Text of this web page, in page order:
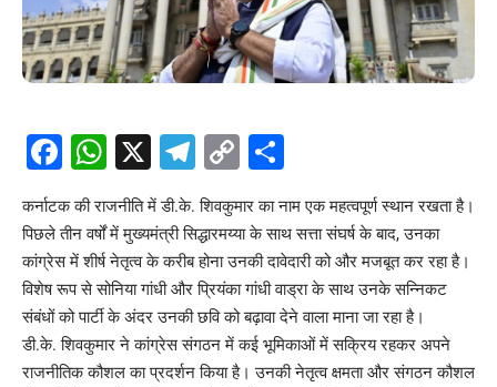
Facebook
WhatsApp
X Telegram
Copy
कर्नाटक की राजनीति में डी.के. शिवकुमार का नाम एक महत्वपूर्ण स्थान रखता है।
पिछले तीन वर्षों में मुख्यमंत्री सिद्धारमय्या के साथ सत्ता संघर्ष के बाद, उनका
कांग्रेस में शीर्ष नेतृत्व के करीब होना उनकी दावेदारी को और मजबूत कर रहा है।
विशेष रूप से सोनिया गांधी और प्रियंका गांधी वाड्रा के साथ उनके सन्निकट
संबंधों को पार्टी के अंदर उनकी छवि को बढ़ावा देने वाला माना जा रहा है।
डी.के. शिवकुमार ने कांग्रेस संगठन में कई भूमिकाओं में सक्रिय रहकर अपने
राजनीतिक कौशल का प्रदर्शन किया है। उनकी नेतृत्व क्षमता और संगठन कौशल